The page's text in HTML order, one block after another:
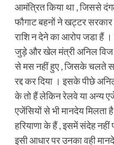
आमंत्रित किया था , जिससे
फौगाट बहनों ने खट्टर
राशि न देने का आरोप जडा हैं ।
जुड़े और खेल मंत्री अनिल
से मस नहीं हुए , जिसके चलते
रद्द कर दिया । इसके पीछे
के तो हैं लेकिन रेलवे या अन्य
एजेंसियों से भी मानदेय मिलता
हरियाणा के हैं , इसमें संदेह नहीं
इसी आधार पर उनका वही